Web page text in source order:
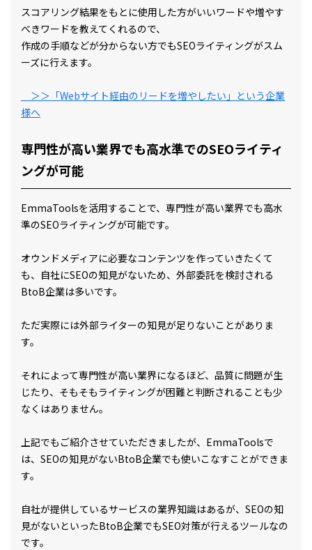
スコアリング結果をもとに使用した方がいいワードや増やす
べきワードを教えてくれるので、
作成の手順などが分からない方でもSEOライティングがスム
ーズに行えます。
＞＞「Webサイト経由のリードを増やしたい」という企業
様へ
専門性が高い業界でも高水準でのSEOライティ
ングが可能
EmmaToolsを活用することで、専門性が高い業界でも高水
準のSEOライティングが可能です。
オウンドメディアに必要なコンテンツを作っていきたくて
も、自社にSEOの知見がないため、外部委託を検討される
BtoB企業は多いです。
ただ実際には外部ライターの知見が足りないことがありま
す。
それによって専門性が高い業界になるほど、品質に問題が生
じたり、そもそもライティングが困難と判断されることも少
なくはありません。
上記でもご紹介させていただきましたが、EmmaToolsで
は、SEOの知見がないBtoB企業でも使いこなすことができま
す。
自社が提供しているサービスの業界知識はあるが、SEOの知
見がないといったBtoB企業でもSEO対策が行えるツールなの
です。